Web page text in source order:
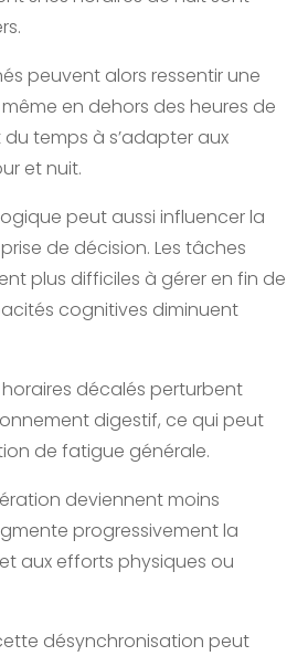
peuvent alors ressentir une
en dehors des heures de
temps à s’adapter aux
et nuit.
peut aussi influencer la
de décision. Les tâches
plus difficiles à gérer en fin de
cognitives diminuent
horaires décalés perturbent
digestif, ce qui peut
de fatigue générale.
deviennent moins
progressivement la
aux efforts physiques ou
désynchronisation peut